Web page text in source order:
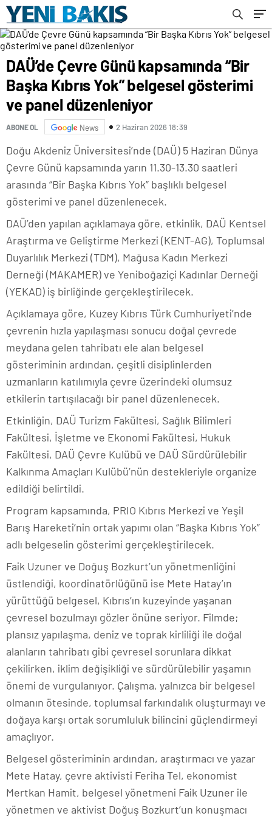
DAÜ’de Çevre Günü kapsamında “Bir
Başka Kıbrıs Yok” belgesel gösterimi
ve panel düzenleniyor
ABONE OL News 2 Haziran 2026 18:39
Doğu Akdeniz Üniversitesi’nde (DAÜ) 5 Haziran Dünya
Çevre Günü kapsamında yarın 11.30-13.30 saatleri
arasında “Bir Başka Kıbrıs Yok” başlıklı belgesel
gösterimi ve panel düzenlenecek.
DAÜ’den yapılan açıklamaya göre, etkinlik, DAÜ Kentsel
Araştırma ve Geliştirme Merkezi (KENT-AG), Toplumsal
Duyarlılık Merkezi (TDM), Mağusa Kadın Merkezi
Derneği (MAKAMER) ve Yeniboğaziçi Kadınlar Derneği
(YEKAD) iş birliğinde gerçekleştirilecek.
Açıklamaya göre, Kuzey Kıbrıs Türk Cumhuriyeti’nde
çevrenin hızla yapılaşması sonucu doğal çevrede
meydana gelen tahribatı ele alan belgesel
gösteriminin ardından, çeşitli disiplinlerden
uzmanların katılımıyla çevre üzerindeki olumsuz
etkilerin tartışılacağı bir panel düzenlenecek.
Etkinliğin, DAÜ Turizm Fakültesi, Sağlık Bilimleri
Fakültesi, İşletme ve Ekonomi Fakültesi, Hukuk
Fakültesi, DAÜ Çevre Kulübü ve DAÜ Sürdürülebilir
Kalkınma Amaçları Kulübü’nün destekleriyle organize
edildiği belirtildi.
Program kapsamında, PRIO Kıbrıs Merkezi ve Yeşil
Barış Hareketi’nin ortak yapımı olan “Başka Kıbrıs Yok”
adlı belgeselin gösterimi gerçekleştirilecek.
Faik Uzuner ve Doğuş Bozkurt’un yönetmenliğini
üstlendiği, koordinatörlüğünü ise Mete Hatay’ın
yürüttüğü belgesel, Kıbrıs’ın kuzeyinde yaşanan
çevresel bozulmayı gözler önüne seriyor. Filmde;
plansız yapılaşma, deniz ve toprak kirliliği ile doğal
alanların tahribatı gibi çevresel sorunlara dikkat
çekilirken, iklim değişikliği ve sürdürülebilir yaşamın
önemi de vurgulanıyor. Çalışma, yalnızca bir belgesel
olmanın ötesinde, toplumsal farkındalık oluşturmayı ve
doğaya karşı ortak sorumluluk bilincini güçlendirmeyi
amaçlıyor.
Belgesel gösteriminin ardından, araştırmacı ve yazar
Mete Hatay, çevre aktivisti Feriha Tel, ekonomist
Mertkan Hamit, belgesel yönetmeni Faik Uzuner ile
yönetmen ve aktivist Doğuş Bozkurt’un konuşmacı